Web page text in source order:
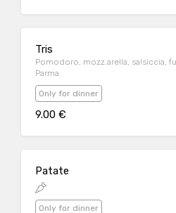
Tris
Pomodoro, mozz.arella, salsiccia,
Parma
Only for dinner
9.00 €
Patate
Only for dinner